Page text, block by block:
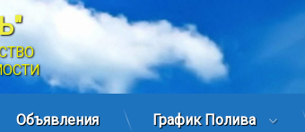
Объявления График Полива